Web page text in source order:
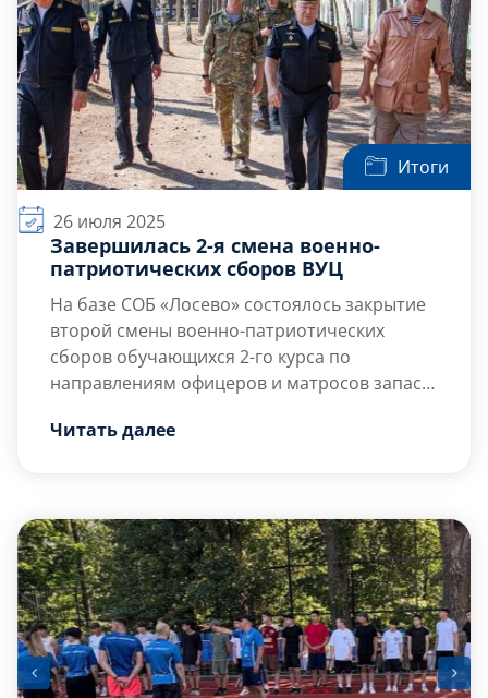
Итоги
26 июля 2025
Завершилась 2-я смена военно-
патриотических сборов ВУЦ
На базе СОБ «Лосево» состоялось закрытие
второй смены военно-патриотических
сборов обучающихся 2-го курса по
направлениям офицеров и матросов запаса
«ВОЕНМЕХ» им. Д.Ф. Устинова.
начальник военного учебного центра при
В последний день смены прошёл смотр
кубриков, проверка […]
Читать далее